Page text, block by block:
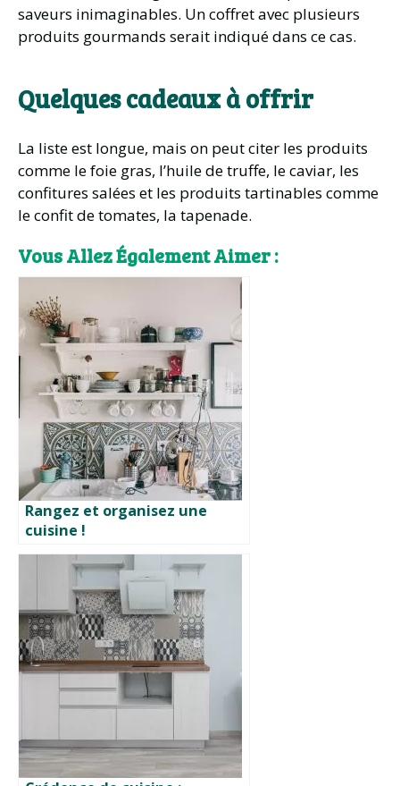
saveurs inimaginables. Un coffret avec plusieurs
produits gourmands serait indiqué dans ce cas.
Quelques cadeaux à offrir
La liste est longue, mais on peut citer les produits
comme le foie gras, l’huile de truffe, le caviar, les
confitures salées et les produits tartinables comme
le confit de tomates, la tapenade.
Vous Allez Également Aimer :
Rangez et organisez une
cuisine !